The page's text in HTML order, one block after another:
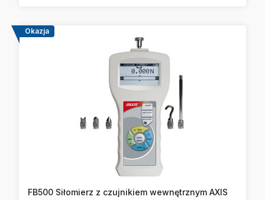
Okazja
FB500 Siłomierz z czujnikiem wewnętrznym AXIS